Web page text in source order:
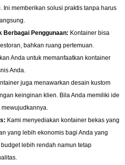
Ini memberikan solusi praktis tanpa harus
Berbagai Penggunaan: Kontainer bisa
bahkan ruang pertemuan.
Anda untuk memanfaatkan kontainer
Anda.
juga menawarkan desain kustom
keinginan klien. Bila Anda memiliki ide
mewujudkannya.
Kami menyediakan kontainer bekas yang
yang lebih ekonomis bagi Anda yang
lebih rendah namun tetap